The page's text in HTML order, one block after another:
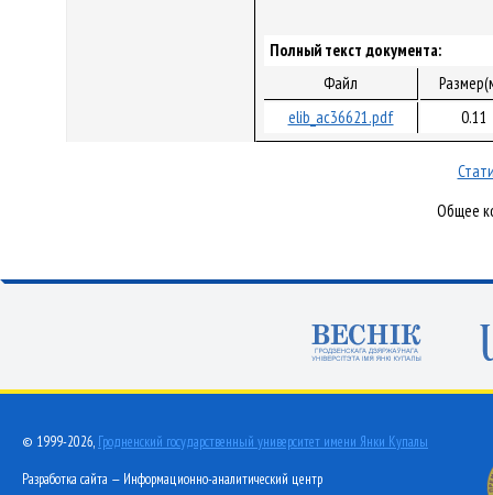
Полный текст документа:
Файл
elib_ac36621.pdf
0.11
Общее
© 1999-2026, Гродненский государственный университет имени Янки Купалы
Разработка сайта — Информационно-аналитический центр